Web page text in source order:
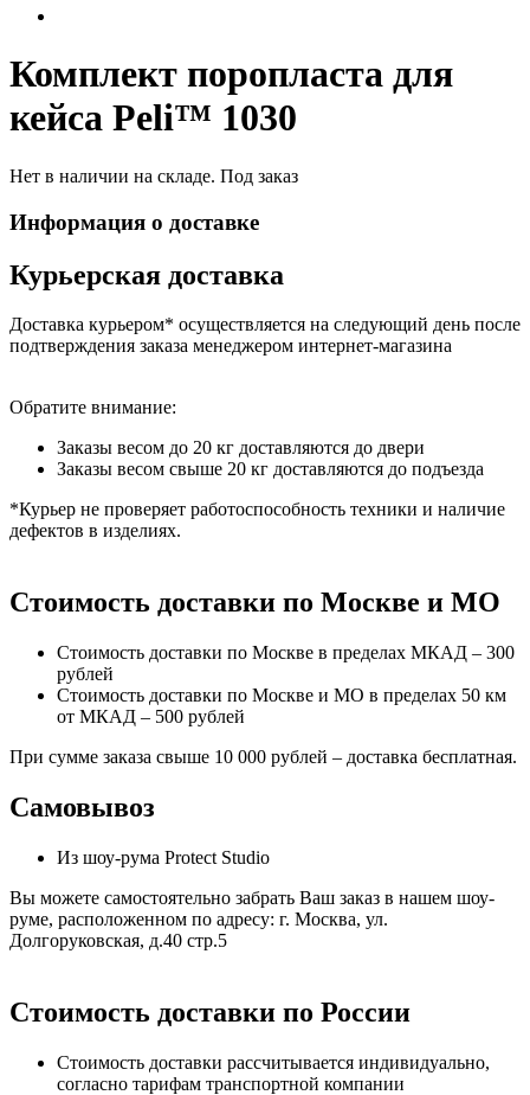
Комплект поропласта для
кейса Peli™ 1030
Нет в наличии на складе. Под заказ
Информация о доставке
Курьерская доставка
Доставка курьером* осуществляется на следующий день после
подтверждения заказа менеджером интернет-магазина
Обратите внимание:
Заказы весом до 20 кг доставляются до двери
Заказы весом свыше 20 кг доставляются до подъезда
*Курьер не проверяет работоспособность техники и наличие
дефектов в изделиях.
Стоимость доставки по Москве и МО
Стоимость доставки по Москве в пределах МКАД – 300
рублей
Стоимость доставки по Москве и МО в пределах 50 км
от МКАД – 500 рублей
При сумме заказа свыше 10 000 рублей – доставка бесплатная.
Самовывоз
Из шоу-рума Protect Studio
Вы можете самостоятельно забрать Ваш заказ в нашем шоу-
руме, расположенном по адресу: г. Москва, ул.
Долгоруковская, д.40 стр.5
Стоимость доставки по России
Стоимость доставки рассчитывается индивидуально,
согласно тарифам транспортной компании